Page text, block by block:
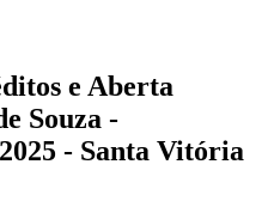
e Aberta
Souza -
- Santa Vitória